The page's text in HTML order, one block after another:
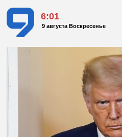
6:01
9 августа Воскресенье